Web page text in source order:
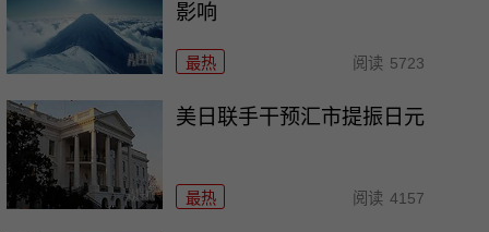
影响
最热 阅读 5723
美日联手干预汇市提振日元
最热 阅读 4157